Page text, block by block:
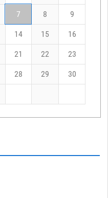
7 8 9
14 15 16
21 22 23
28 29 30